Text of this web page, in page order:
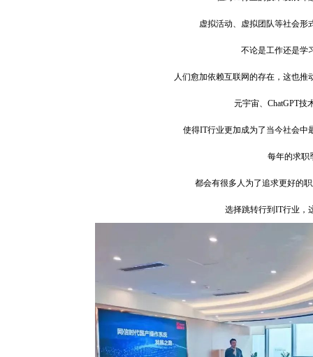
虚拟活动、虚拟团队等社会形
不论是工作还是学
人们愈加依赖互联网的存在，这也推
元宇宙、ChatGPT技
使得IT行业更加成为了当今社会中
每年的求职
都会有很多人为了追求更好的
选择跳转行到IT行业，